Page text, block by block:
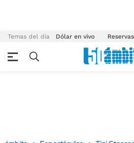
Temas del día Dólar en vivo Reservas